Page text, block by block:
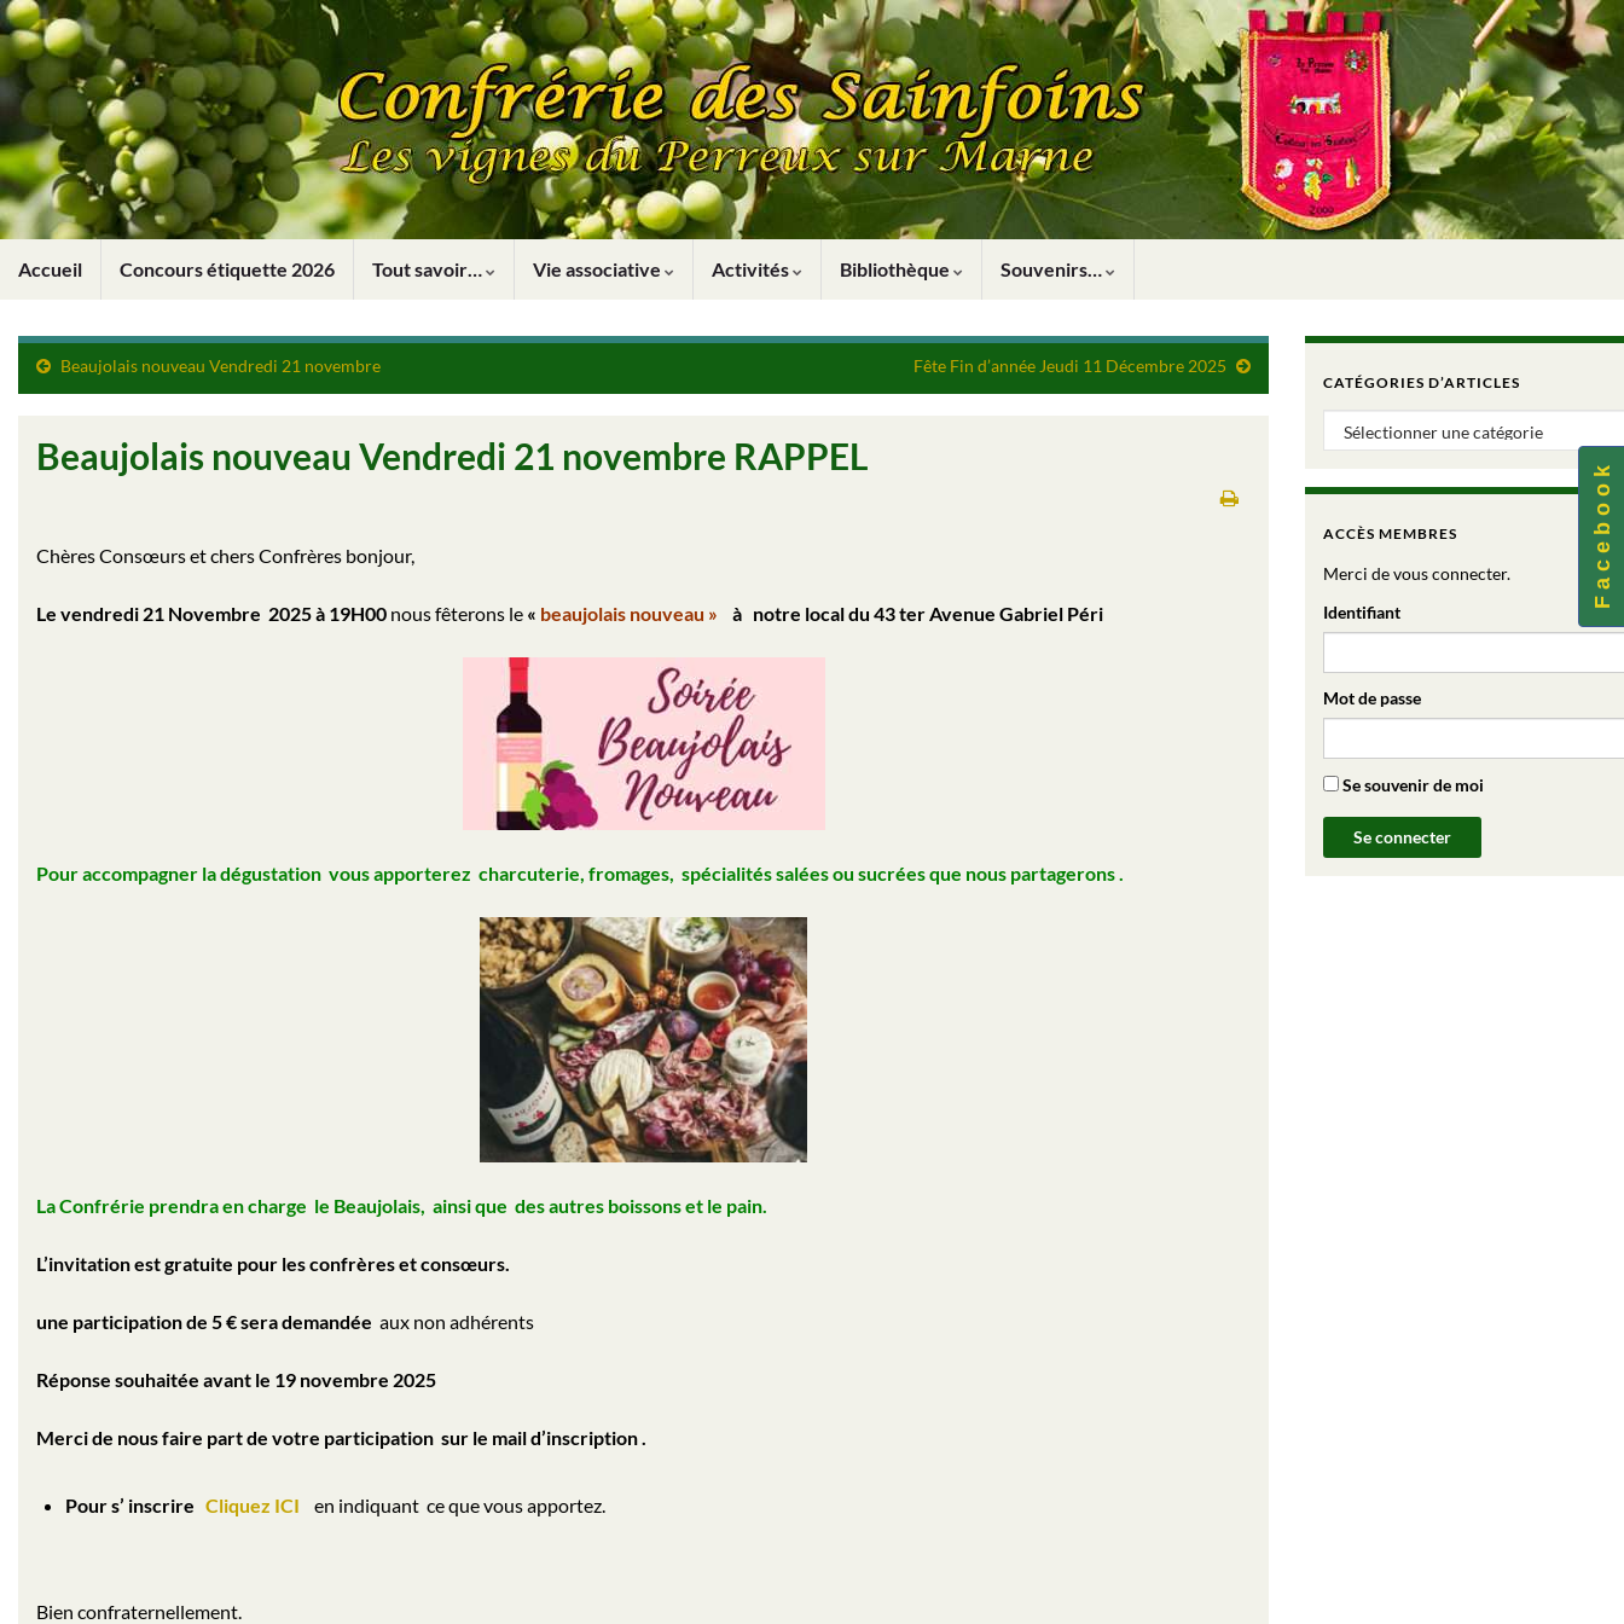
Accueil Concours étiquette 2026 Tout savoir… Vie associative Activités Bibliothèque Souvenirs…
Beaujolais nouveau Vendredi 21 novembre Fête Fin d’année Jeudi 11 Décembre 2025
Beaujolais nouveau Vendredi 21 novembre RAPPEL
Chères Consœurs et chers Confrères bonjour,
Le vendredi 21 Novembre 2025 à 19H00 nous fêterons le « beaujolais nouveau » à notre local du 43 ter Avenue Gabriel Péri
Pour accompagner la dégustation vous apporterez charcuterie, fromages, spécialités salées ou sucrées que nous partagerons .
La Confrérie prendra en charge le Beaujolais, ainsi que des autres boissons et le pain.
L’invitation est gratuite pour les confrères et consœurs.
une participation de 5 € sera demandée aux non adhérents
Réponse souhaitée avant le 19 novembre 2025
Merci de nous faire part de votre participation sur le mail d’inscription .
Pour s’ inscrire Cliquez ICI en indiquant ce que vous apportez.
Bien confraternellement.
CATÉGORIES D’ARTICLES
Catégories d’articles
ACCÈS MEMBRES
Merci de vous connecter.
Identifiant
Mot de passe
Se souvenir de moi
F a c e b o o k